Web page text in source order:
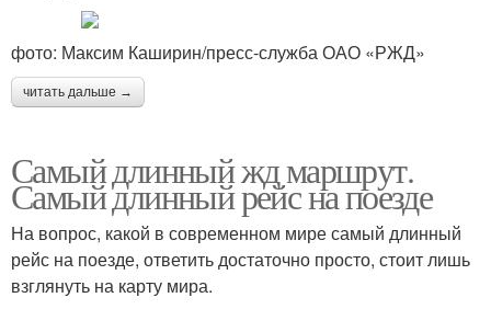
фото: Максим Каширин/пресс-служба ОАО «РЖД»
читать дальше →
Самый длинный жд маршрут.
Самый длинный рейс на поезде
На вопрос, какой в современном мире самый длинный
рейс на поезде, ответить достаточно просто, стоит лишь
взглянуть на карту мира.